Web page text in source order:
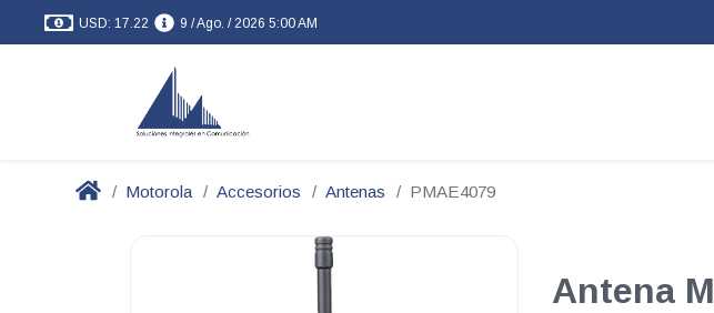
USD: 17.22 9 / Ago. / 2026 5:00 AM
Motorola Accesorios Antenas PMAE4079
Antena